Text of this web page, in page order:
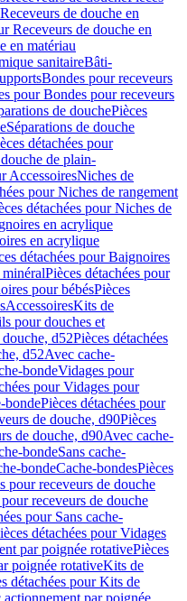
Receveurs de douche en
Receveurs de douche en
en matériau
sanitaireBâti-
Bondes pour receveurs
pour Bondes pour receveurs
de douchePièces
Séparations de douche
détachées pour
de plain-
AccessoiresNiches de
pour Niches de rangement
détachées pour Niches de
en acrylique
en acrylique
détachées pour Baignoires
Pièces détachées pour
pour bébésPièces
AccessoiresKits de
pour douches et
d52Pièces détachées
d52Avec cache-
bondeVidages pour
pour Vidages pour
bondePièces détachées pour
de douche, d90Pièces
de douche, d90Avec cache-
bondeSans cache-
bondeCache-bondesPièces
pour receveurs de douche
receveurs de douche
pour Sans cache-
détachées pour Vidages
par poignée rotativePièces
poignée rotativeKits de
détachées pour Kits de
actionnement par poignée